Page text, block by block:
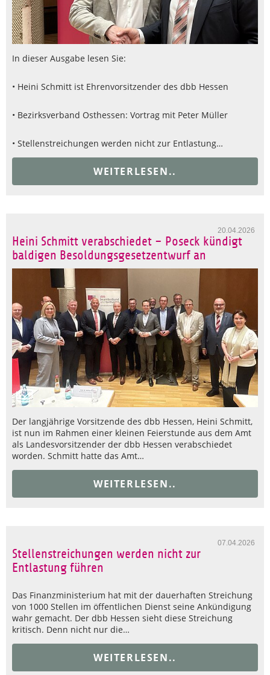
In dieser Ausgabe lesen Sie:
• Heini Schmitt ist Ehrenvorsitzender des dbb Hessen
• Bezirksverband Osthessen: Vortrag mit Peter Müller
• Stellenstreichungen werden nicht zur Entlastung…
WEITERLESEN..
20.04.2026
Heini Schmitt verabschiedet – Poseck kündigt
baldigen Besoldungsgesetzentwurf an
Der langjährige Vorsitzende des dbb Hessen, Heini Schmitt,
ist nun im Rahmen einer kleinen Feierstunde aus dem Amt
als Landesvorsitzender der dbb Hessen verabschiedet
worden. Schmitt hatte das Amt…
WEITERLESEN..
07.04.2026
Stellenstreichungen werden nicht zur
Entlastung führen
Das Finanzministerium hat mit der dauerhaften Streichung
von 1000 Stellen im öffentlichen Dienst seine Ankündigung
wahr gemacht. Der dbb Hessen sieht diese Streichung
kritisch. Denn nicht nur die…
WEITERLESEN..